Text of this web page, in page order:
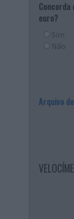
Concorda
euro?
Sim
Não
Arquivo